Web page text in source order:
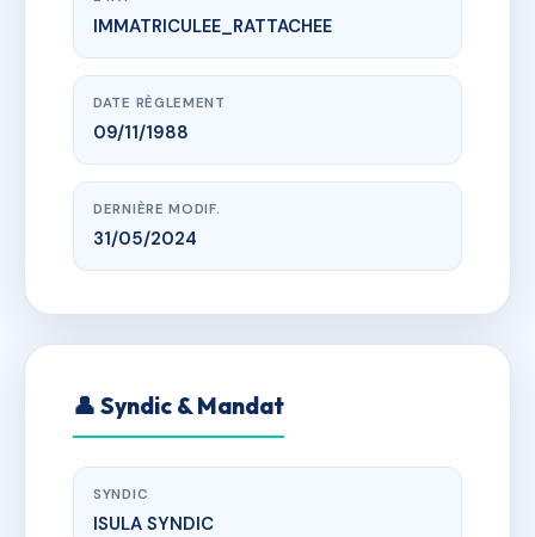
www.vme.plus/AD6282222
COCODY ET COMMERCES
LIEU DIT MAZZE CORTE 20260 LUMIO
IMMATRICULEE_RATTACHEE
DATE RÈGLEMENT
09/11/1988
DERNIÈRE MODIF.
31/05/2024
👤 Syndic & Mandat
SYNDIC
ISULA SYNDIC